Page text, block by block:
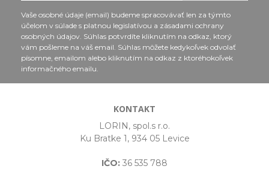
Vaše osobné údaje (email) budeme spracovávať len za týmto
účelom v súlade s platnou legislatívou a zásadami ochrany
osobných údajov. Súhlas potvrdíte kliknutím na odkaz, ktorý
vám pošleme na váš email. Súhlas môžete kedykoľvek odvolať
písomne, emailom alebo kliknutím na odkaz z ktoréhokoľvek
informačného emailu.
KONTAKT
LORIN, spol.s r.o.
Ku Bratke 1, 934 05 Levice
IČO: 36 535 788